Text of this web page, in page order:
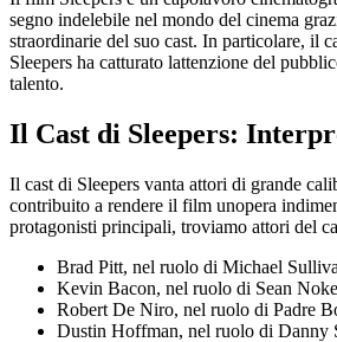
segno indelebile nel mondo del cinema
straordinarie del suo cast. In particolare, il
Sleepers ha catturato lattenzione del
talento.
Il Cast di Sleepers:
Il cast di Sleepers vanta attori di grande
contribuito a rendere il film unopera
protagonisti principali, troviamo attori del
Brad Pitt, nel ruolo di Michael
Kevin Bacon, nel ruolo di Sean
Robert De Niro, nel ruolo di Padre
Dustin Hoffman, nel ruolo di Danny